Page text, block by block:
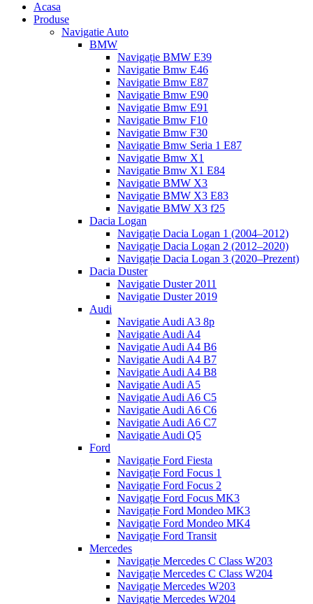
Acasa
Produse
Navigatie Auto
BMW
Navigație BMW E39
Navigatie Bmw E46
Navigatie Bmw E87
Navigatie Bmw E90
Navigatie Bmw E91
Navigatie Bmw F10
Navigatie Bmw F30
Navigatie Bmw Seria 1 E87
Navigatie Bmw X1
Navigatie Bmw X1 E84
Navigatie BMW X3
Navigatie BMW X3 E83
Navigatie BMW X3 f25
Dacia Logan
Navigație Dacia Logan 1 (2004–2012)
Navigație Dacia Logan 2 (2012–2020)
Navigație Dacia Logan 3 (2020–Prezent)
Dacia Duster
Navigatie Duster 2011
Navigatie Duster 2019
Audi
Navigatie Audi A3 8p
Navigatie Audi A4
Navigatie Audi A4 B6
Navigatie Audi A4 B7
Navigatie Audi A4 B8
Navigatie Audi A5
Navigatie Audi A6 C5
Navigatie Audi A6 C6
Navigatie Audi A6 C7
Navigatie Audi Q5
Ford
Navigație Ford Fiesta
Navigație Ford Focus 1
Navigație Ford Focus 2
Navigație Ford Focus MK3
Navigație Ford Mondeo MK3
Navigație Ford Mondeo MK4
Navigație Ford Transit
Mercedes
Navigație Mercedes C Class W203
Navigație Mercedes C Class W204
Navigație Mercedes W203
Navigație Mercedes W204